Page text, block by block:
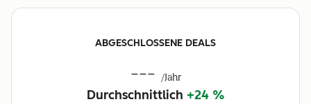
ABGESCHLOSSENE DEALS
--- /Jahr
Durchschnittlich +24 %